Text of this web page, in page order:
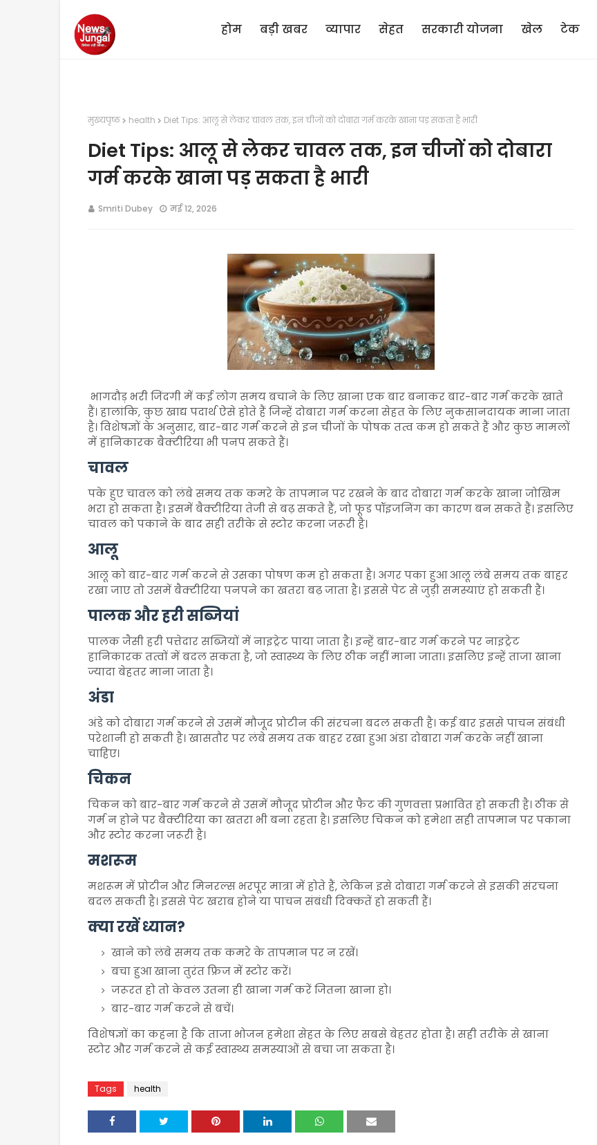
होम बड़ी खबर व्यापार सेहत सरकारी योजना खेल टेक
मुख्यपृष्ठ health Diet Tips: आलू से लेकर चावल तक, इन चीजों को दोबारा गर्म करके खाना पड़ सकता है भारी
Diet Tips: आलू से लेकर चावल तक, इन चीजों को दोबारा
गर्म करके खाना पड़ सकता है भारी
Smriti Dubey मई 12, 2026
भागदौड़ भरी जिंदगी में कई लोग समय बचाने के लिए खाना एक बार बनाकर बार-बार गर्म करके खाते
हैं। हालांकि, कुछ खाद्य पदार्थ ऐसे होते हैं जिन्हें दोबारा गर्म करना सेहत के लिए नुकसानदायक माना जाता
है। विशेषज्ञों के अनुसार, बार-बार गर्म करने से इन चीजों के पोषक तत्व कम हो सकते हैं और कुछ मामलों
में हानिकारक बैक्टीरिया भी पनप सकते हैं।
चावल
पके हुए चावल को लंबे समय तक कमरे के तापमान पर रखने के बाद दोबारा गर्म करके खाना जोखिम
भरा हो सकता है। इसमें बैक्टीरिया तेजी से बढ़ सकते हैं, जो फूड पॉइजनिंग का कारण बन सकते हैं। इसलिए
चावल को पकाने के बाद सही तरीके से स्टोर करना जरूरी है।
आलू
आलू को बार-बार गर्म करने से उसका पोषण कम हो सकता है। अगर पका हुआ आलू लंबे समय तक बाहर
रखा जाए तो उसमें बैक्टीरिया पनपने का खतरा बढ़ जाता है। इससे पेट से जुड़ी समस्याएं हो सकती हैं।
पालक और हरी सब्जियां
पालक जैसी हरी पत्तेदार सब्जियों में नाइट्रेट पाया जाता है। इन्हें बार-बार गर्म करने पर नाइट्रेट
हानिकारक तत्वों में बदल सकता है, जो स्वास्थ्य के लिए ठीक नहीं माना जाता। इसलिए इन्हें ताजा खाना
ज्यादा बेहतर माना जाता है।
अंडा
अंडे को दोबारा गर्म करने से उसमें मौजूद प्रोटीन की संरचना बदल सकती है। कई बार इससे पाचन संबंधी
परेशानी हो सकती है। खासतौर पर लंबे समय तक बाहर रखा हुआ अंडा दोबारा गर्म करके नहीं खाना
चाहिए।
चिकन
चिकन को बार-बार गर्म करने से उसमें मौजूद प्रोटीन और फैट की गुणवत्ता प्रभावित हो सकती है। ठीक से
गर्म न होने पर बैक्टीरिया का खतरा भी बना रहता है। इसलिए चिकन को हमेशा सही तापमान पर पकाना
और स्टोर करना जरूरी है।
मशरूम
मशरूम में प्रोटीन और मिनरल्स भरपूर मात्रा में होते हैं, लेकिन इसे दोबारा गर्म करने से इसकी संरचना
बदल सकती है। इससे पेट खराब होने या पाचन संबंधी दिक्कतें हो सकती हैं।
क्या रखें ध्यान?
खाने को लंबे समय तक कमरे के तापमान पर न रखें।
बचा हुआ खाना तुरंत फ्रिज में स्टोर करें।
जरूरत हो तो केवल उतना ही खाना गर्म करें जितना खाना हो।
बार-बार गर्म करने से बचें।
विशेषज्ञों का कहना है कि ताजा भोजन हमेशा सेहत के लिए सबसे बेहतर होता है। सही तरीके से खाना
स्टोर और गर्म करने से कई स्वास्थ्य समस्याओं से बचा जा सकता है।
Tags health